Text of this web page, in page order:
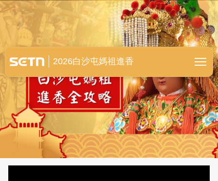
白沙屯媽祖進香全紀錄
2026白沙屯媽祖進香